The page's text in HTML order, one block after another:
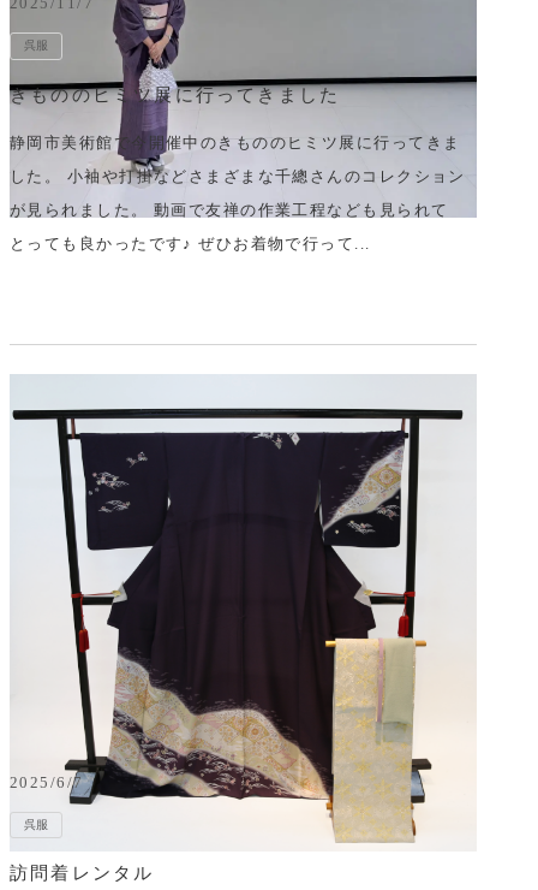
呉服
きもののヒミツ展に行ってきました
静岡市美術館で今開催中のきもののヒミツ展に行ってきま
した。 小袖や打掛などさまざまな千總さんのコレクション
が見られました。 動画で友禅の作業工程なども見られて
とっても良かったです♪ ぜひお着物で行って...
2025/6/7
呉服
訪問着レンタル